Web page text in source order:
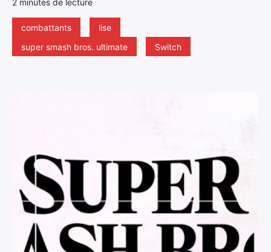
2 minutes de lecture
combattants
lise
super smash bros. ultimate
Switch